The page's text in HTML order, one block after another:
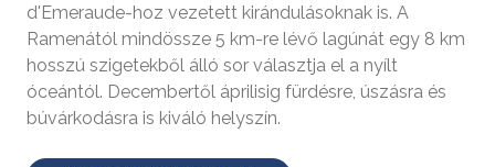
d'Emeraude-hoz vezetett kirándulásoknak is. A
Ramenától mindössze 5 km-re lévő lagúnát egy 8 km
hosszú szigetekből álló sor választja el a nyílt
óceántól. Decembertől áprilisig fürdésre, úszásra és
búvárkodásra is kiváló helyszín.